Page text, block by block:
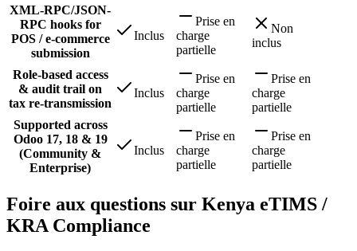
XML-RPC/JSON-
RPC hooks for
POS / e-commerce
submission
Inclus
Prise en
charge
partielle
Non
inclus
Role-based access
& audit trail on
tax re-transmission
Inclus
Prise en
charge
partielle
Prise en
charge
partielle
Supported across
Odoo 17, 18 & 19
(Community &
Enterprise)
Inclus
Prise en
charge
partielle
Prise en
charge
partielle
Foire aux questions sur Kenya eTIMS /
KRA Compliance